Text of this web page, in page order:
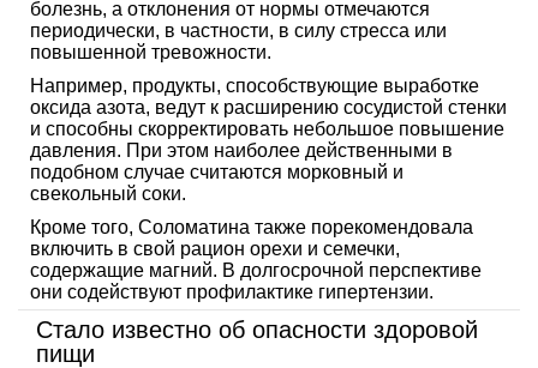
болезнь, а отклонения от нормы отмечаются
периодически, в частности, в силу стресса или
повышенной тревожности.
Например, продукты, способствующие выработке
оксида азота, ведут к расширению сосудистой стенки
и способны скорректировать небольшое повышение
давления. При этом наиболее действенными в
подобном случае считаются морковный и
свекольный соки.
Кроме того, Соломатина также порекомендовала
включить в свой рацион орехи и семечки,
содержащие магний. В долгосрочной перспективе
они содействуют профилактике гипертензии.
Стало известно об опасности здоровой
пищи